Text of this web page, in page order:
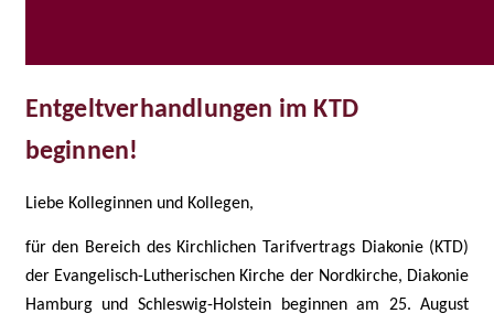
Entgeltverhandlungen im KTD
beginnen!
Liebe Kolleginnen und Kollegen,
für den Bereich des Kirchlichen Tarifvertrags Diakonie (KTD)
der Evangelisch-Lutherischen Kirche der Nordkirche, Diakonie
Hamburg und Schleswig-Holstein beginnen am 25. August